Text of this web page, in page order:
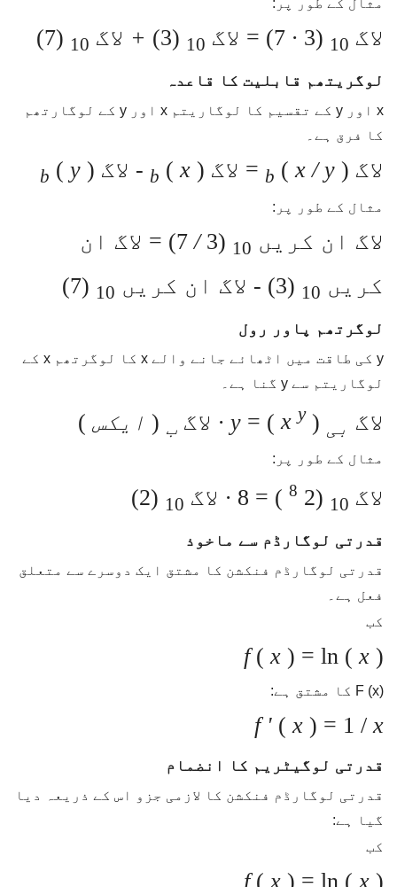
مثال کے طور پر:
لاگ10
(3
∙ 7) = لاگ 10
(3)
+لاگ10
(7)
لوگریتھم قابلیت کا قاعدہ
x اور y کے تقسیم کا لوگاریتم x اور y کے لوگارتھم
کا فرق ہے۔
لاگ b(x / y) = لاگ b(x)
- لاگ b(y)
مثال کے طور پر:
لاگ ان کریں10
(3
/
7) = لاگ ان
کریں10
(3)
- لاگ ان کریں10
(7)
لوگرتھم پاور رول
y کی طاقت میں اٹھائے جانے والے x کا لوگرتھم x کے
لوگاریتم سے y گنا ہے۔
لاگبی (
x y
) =
y ∙ لاگب (ایکس)
مثال کے طور پر:
لاگ10
(2
8
) = 8
∙ لاگ10
(2)
قدرتی لوگارڈم سے ماخوذ
قدرتی لوگارڈم فنکشن کا مشتق ایک دوسرے سے متعلق
فعل ہے۔
کب
f(x) = ln (x)
F (x) کا مشتق ہے:
f '(x) = 1 /x
قدرتی لوگیٹریم کا انضمام
قدرتی لوگارڈم فنکشن کا لازمی جزو اس کے ذریعہ دیا
گیا ہے:
کب
f(x) = ln (x)